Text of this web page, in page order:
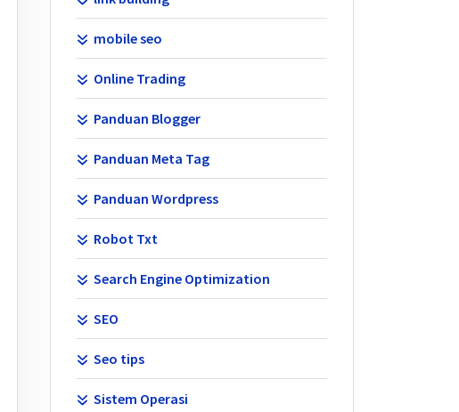
mobile seo
Online Trading
Panduan Blogger
Panduan Meta Tag
Panduan Wordpress
Robot Txt
Search Engine Optimization
SEO
Seo tips
Sistem Operasi